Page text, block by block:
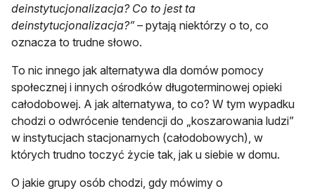
deinstytucjonalizacja? Co to jest ta
deinstytucjonalizacja?” –pytają niektórzy o to, co
oznacza to trudne słowo.
To nic innego jak alternatywa dla domów pomocy
społecznej i innych ośrodków długoterminowej opieki
całodobowej. A jak alternatywa, to co? W tym wypadku
chodzi o odwrócenie tendencji do „koszarowania ludzi”
w instytucjach stacjonarnych (całodobowych), w
których trudno toczyć życie tak, jak u siebie w domu.
O jakie grupy osób chodzi, gdy mówimy o